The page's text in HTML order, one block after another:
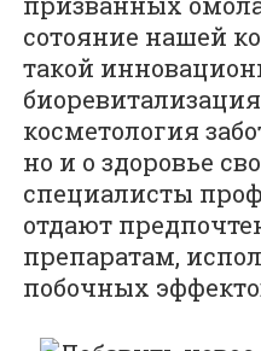
сотояние нашей
такой
косметология
но и о здоровье
специалисты
отдают
препаратам,
побочных